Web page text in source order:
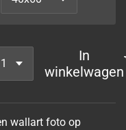
In
winkelwagen
wallart foto op